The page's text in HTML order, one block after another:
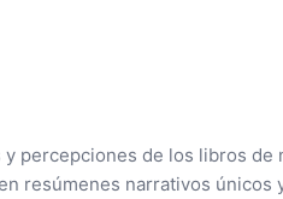
y percepciones de los libros de
resúmenes narrativos únicos